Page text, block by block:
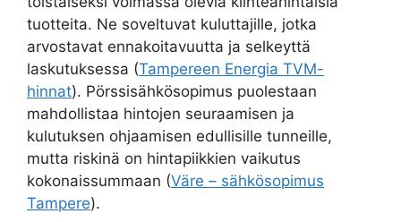
tuotteita. Ne soveltuvat kuluttajille, jotka
arvostavat ennakoitavuutta ja selkeyttä
laskutuksessa (Tampereen Energia TVM-
hinnat). Pörssisähkösopimus puolestaan
mahdollistaa hintojen seuraamisen ja
kulutuksen ohjaamisen edullisille tunneille,
mutta riskinä on hintapiikkien vaikutus
kokonaissummaan (Väre – sähkösopimus
Tampere).